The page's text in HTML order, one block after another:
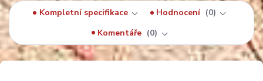
Kompletní specifikace Hodnocení
0
Komentáře
0